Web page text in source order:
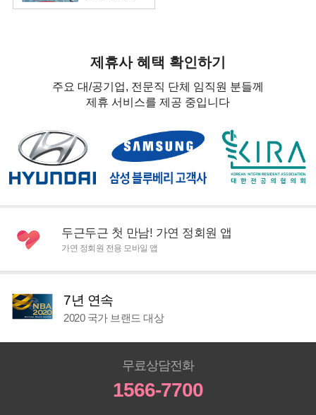
제휴사 혜택 확인하기
주요 대/공기업, 전문직 단체 임직원 분들께
제휴 서비스를 제공 중입니다
두근두근 첫 만남! 가연 정회원 앱
가연 정회원 전용 모바일 앱
7년 연속
2020 국가 브랜드 대상
무료상담전화
1566-7700